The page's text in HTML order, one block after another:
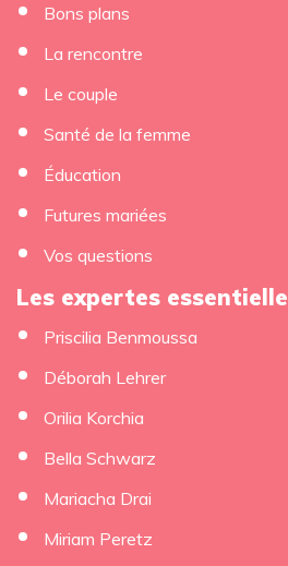
Bons plans
La rencontre
Le couple
Santé de la femme
Éducation
Futures mariées
Vos questions
Les expertes essentielle
Priscilia Benmoussa
Déborah Lehrer
Orilia Korchia
Bella Schwarz
Mariacha Drai
Miriam Peretz